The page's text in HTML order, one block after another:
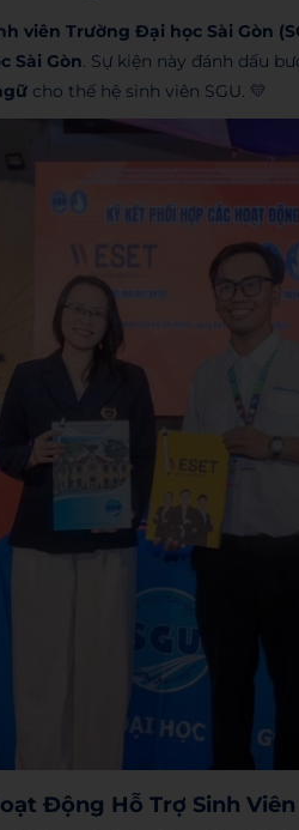
viên Trường Đại học Sài Gòn
Sài Gòn. Sự kiện này đánh dấu
cho thế hệ sinh viên SGU. 💛
Động Hỗ Trợ Sinh Viên